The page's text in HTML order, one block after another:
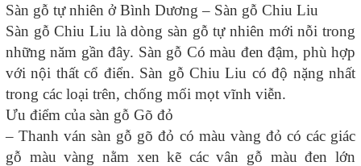
Sàn gỗ tự nhiên ở Bình Dương – Sàn gỗ Chiu Liu
Sàn gỗ Chiu Liu là dòng sàn gỗ tự nhiên mới nỗi trong
những năm gần đây. Sàn gỗ Có màu đen đậm, phù hợp
với nội thất cổ điển. Sàn gỗ Chiu Liu có độ nặng nhất
trong các loại trên, chống mối mọt vĩnh viễn.
Ưu điểm của sàn gỗ Gõ đỏ
– Thanh ván sàn gỗ gõ đỏ có màu vàng đỏ có các giác
gỗ màu vàng nằm xen kẽ các vân gỗ màu đen lớn